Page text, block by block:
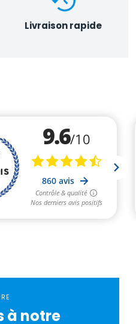
Livraison rapide
à notre